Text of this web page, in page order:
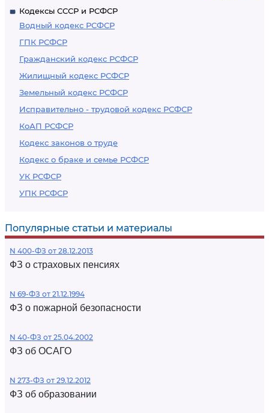
Кодексы СССР и РСФСР
Водный кодекс РСФСР
ГПК РСФСР
Гражданский кодекс РСФСР
Жилищный кодекс РСФСР
Земельный кодекс РСФСР
Исправительно - трудовой кодекс РСФСР
КоАП РСФСР
Кодекс законов о труде
Кодекс о браке и семье РСФСР
УК РСФСР
УПК РСФСР
Популярные статьи и материалы
N 400-ФЗ от 28.12.2013
ФЗ о страховых пенсиях
N 69-ФЗ от 21.12.1994
ФЗ о пожарной безопасности
N 40-ФЗ от 25.04.2002
ФЗ об ОСАГО
N 273-ФЗ от 29.12.2012
ФЗ об образовании